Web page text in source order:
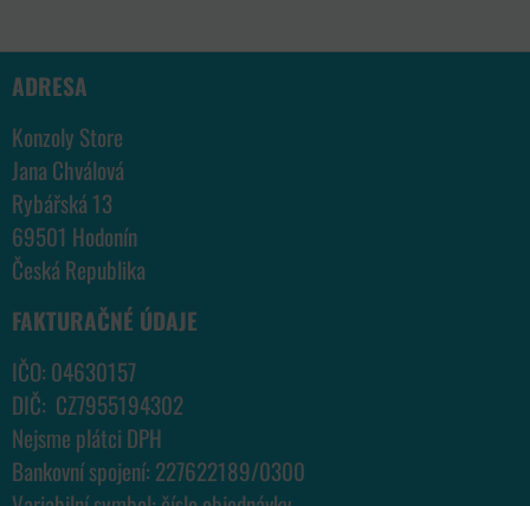
ADRESA
Konzoly Store
Jana Chválová
Rybářská 13
69501 Hodonín
Česká Republika
FAKTURAČNÉ ÚDAJE
IČO: 04630157
DIČ: CZ7955194302
Nejsme plátci DPH
Bankovní spojení: 227622189/0300